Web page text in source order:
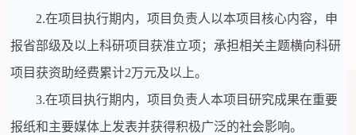
2.在项目执行期内，项目负责人以本项目核心内容，申
报省部级及以上科研项目获准立项；承担相关主题横向科研
项目获资助经费累计2万元及以上。
3.在项目执行期内，项目负责人本项目研究成果在重要
报纸和主要媒体上发表并获得积极广泛的社会影响。